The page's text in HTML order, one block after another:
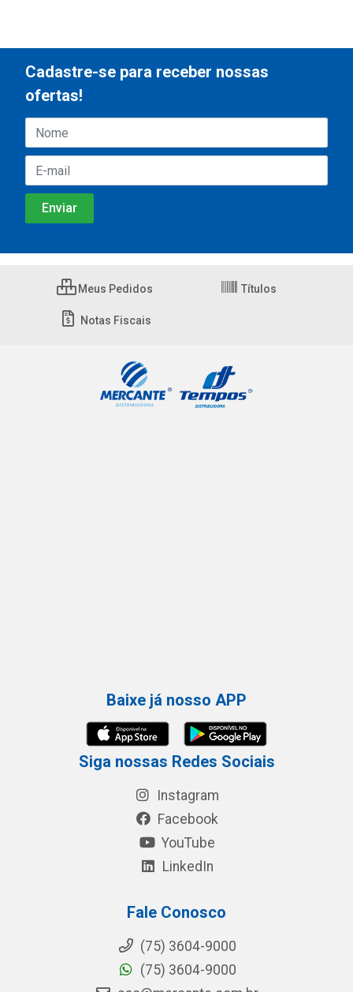
Cadastre-se para receber nossas
ofertas!
Meus Pedidos Títulos
Notas Fiscais
Baixe já nosso APP
Siga nossas Redes Sociais
Instagram
Facebook
YouTube
LinkedIn
Fale Conosco
(75) 3604-9000
(75) 3604-9000